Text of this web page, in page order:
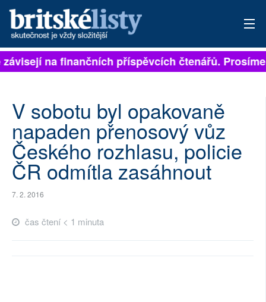
PŘIHLÁSIT
ARCHIV
ROZHOVORY
TÉMATA
NEJČTENĚJŠÍ ZA 7 DNÍ
AUTOŘI
na finančních příspěvcích čtenářů.
V sobotu byl opakovaně
napaden přenosový vůz
Českého rozhlasu, policie
ČR odmítla zasáhnout
7. 2. 2016
čas čtení < 1 minuta